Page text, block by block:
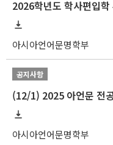
2026학년도 학사편입
아시아언어문명학부
공지사항
(12/1) 2025 아언문 전
아시아언어문명학부